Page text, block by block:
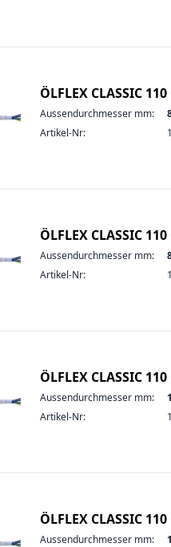
ÖLFLEX CLASSIC
Aussendurchmesser mm:
Artikel-Nr:
ÖLFLEX CLASSIC
Aussendurchmesser mm:
Artikel-Nr:
ÖLFLEX CLASSIC
Aussendurchmesser mm:
Artikel-Nr:
ÖLFLEX CLASSIC
Aussendurchmesser mm: